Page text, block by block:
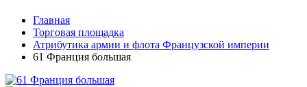
Главная
Торговая площадка
Атрибутика армии и флота Французской империи
61 Франция большая